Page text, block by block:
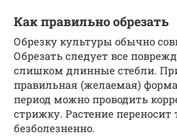
Как правильно обрезать
Обрезку культуры обычно
Обрезать следует все
слишком длинные стебли.
правильная (желаемая)
период можно проводить
стрижку. Растение переносит
безболезненно.